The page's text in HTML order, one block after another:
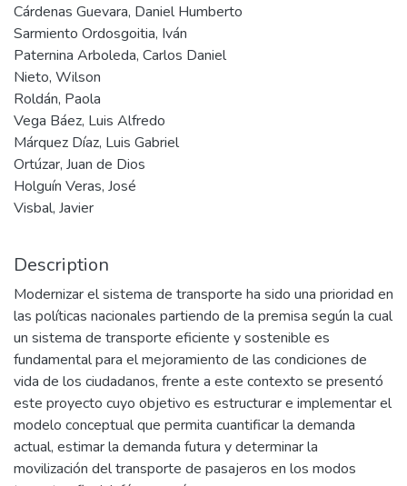
Cárdenas Guevara, Daniel Humberto
Sarmiento Ordosgoitia, Iván
Paternina Arboleda, Carlos Daniel
Nieto, Wilson
Roldán, Paola
Vega Báez, Luis Alfredo
Márquez Díaz, Luis Gabriel
Ortúzar, Juan de Dios
Holguín Veras, José
Visbal, Javier
Description
Modernizar el sistema de transporte ha sido una prioridad en
las políticas nacionales partiendo de la premisa según la cual
un sistema de transporte eficiente y sostenible es
fundamental para el mejoramiento de las condiciones de
vida de los ciudadanos, frente a este contexto se presentó
este proyecto cuyo objetivo es estructurar e implementar el
modelo conceptual que permita cuantificar la demanda
actual, estimar la demanda futura y determinar la
movilización del transporte de pasajeros en los modos